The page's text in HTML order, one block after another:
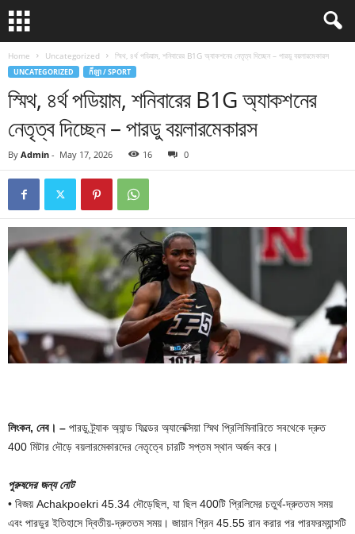
Home Uncategorized স্মিথ, ৪র্থ পডিয়াম, শনিবারের B1G অ্যাকশনের নেতৃত্ব দিচ্ছেন – পারডু বয়লারমেকারস
UNCATEGORIZED កីឡា / SPORT
স্মিথ, ৪র্থ পডিয়াম, শনিবারের B1G অ্যাকশনের
নেতৃত্ব দিচ্ছেন – পারডু বয়লারমেকারস
By Admin - May 17, 2026 16 0
লিংকন, নেব। – পারডু ট্র্যাক অ্যান্ড ফিল্ডের অ্যালেক্সিয়া স্মিথ প্রিলিমিনারিতে সবথেকে দ্রুত
400 মিটার দৌড়ে বয়লারমেকারদের নেতৃত্বে চারটি সপ্তম স্থান অর্জন করে।
পুরুষদের জন্য নোট
• বিজয় Achakpoekri 45.34 দৌড়েছিল, যা ছিল 400টি প্রিলিমের চতুর্থ-দ্রুততম সময়
এবং পারডুর ইতিহাসে দ্বিতীয়-দ্রুততম সময়। জায়ান গ্রিন 45.55 রান করার পর পারফরম্যান্সটি